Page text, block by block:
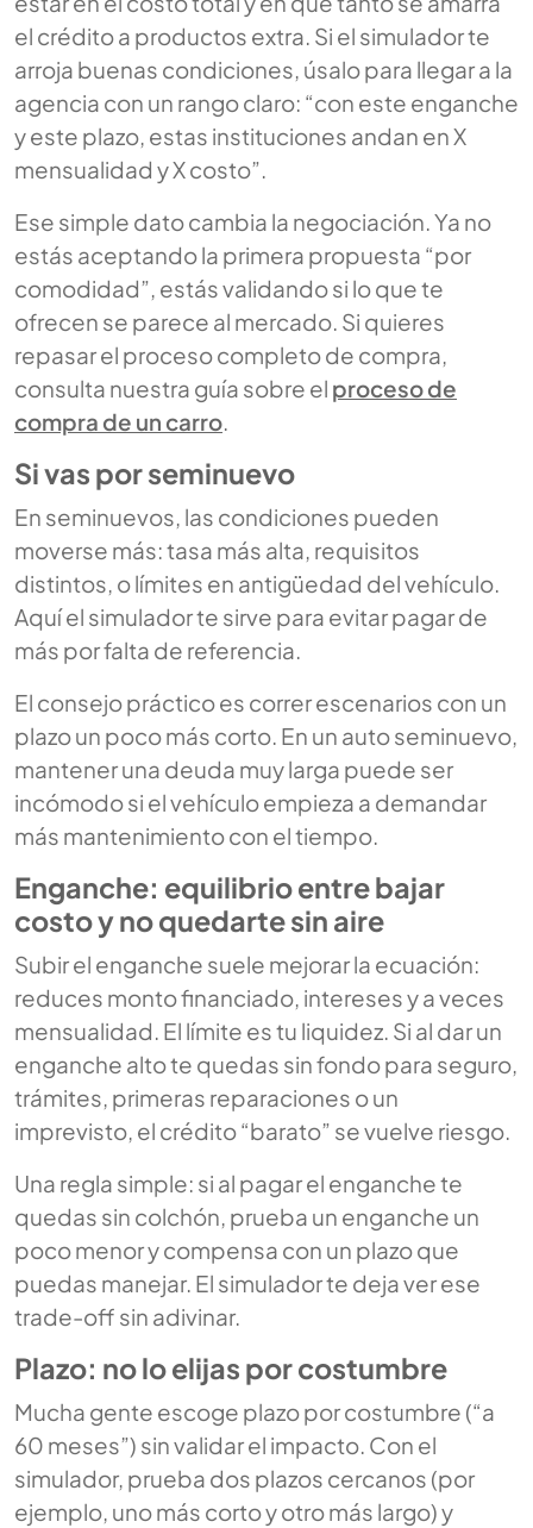
el crédito a productos extra. Si el simulador te
arroja buenas condiciones, úsalo para llegar a la
agencia con un rango claro: “con este enganche
y este plazo, estas instituciones andan en X
mensualidad y X costo”.
Ese simple dato cambia la negociación. Ya no
estás aceptando la primera propuesta “por
comodidad”, estás validando si lo que te
ofrecen se parece al mercado. Si quieres
repasar el proceso completo de compra,
consulta nuestra guía sobre el proceso de
compra de un carro.
Si vas por seminuevo
En seminuevos, las condiciones pueden
moverse más: tasa más alta, requisitos
distintos, o límites en antigüedad del vehículo.
Aquí el simulador te sirve para evitar pagar de
más por falta de referencia.
El consejo práctico es correr escenarios con un
plazo un poco más corto. En un auto seminuevo,
mantener una deuda muy larga puede ser
incómodo si el vehículo empieza a demandar
más mantenimiento con el tiempo.
Enganche: equilibrio entre bajar
costo y no quedarte sin aire
Subir el enganche suele mejorar la ecuación:
reduces monto financiado, intereses y a veces
mensualidad. El límite es tu liquidez. Si al dar un
enganche alto te quedas sin fondo para seguro,
trámites, primeras reparaciones o un
imprevisto, el crédito “barato” se vuelve riesgo.
Una regla simple: si al pagar el enganche te
quedas sin colchón, prueba un enganche un
poco menor y compensa con un plazo que
puedas manejar. El simulador te deja ver ese
trade-off sin adivinar.
Plazo: no lo elijas por costumbre
Mucha gente escoge plazo por costumbre (“a
60 meses”) sin validar el impacto. Con el
simulador, prueba dos plazos cercanos (por
ejemplo, uno más corto y otro más largo) y